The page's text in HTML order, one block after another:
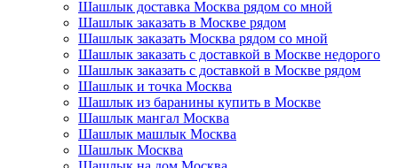
Шашлык доставка Москва рядом со мной
Шашлык заказать в Москве рядом
Шашлык заказать Москва рядом со мной
Шашлык заказать с доставкой в Москве недорого
Шашлык заказать с доставкой в Москве рядом
Шашлык и точка Москва
Шашлык из баранины купить в Москве
Шашлык мангал Москва
Шашлык машлык Москва
Шашлык Москва